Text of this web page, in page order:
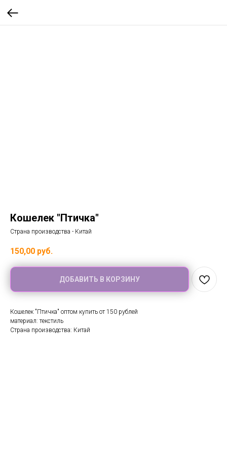
Кошелек "Птичка"
Страна производства - Китай
150,00 руб.
ДОБАВИТЬ В КОРЗИНУ
Кошелек "Птичка" оптом купить от 150 рублей
материал: текстиль
Страна производства: Китай